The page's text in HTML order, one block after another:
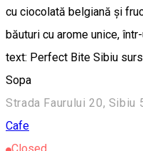
cu ciocolată belgiană și
băuturi cu arome unice,
text: Perfect Bite Sibiu
Sopa
Strada Faurului 20, Sibiu
Cafe
Closed